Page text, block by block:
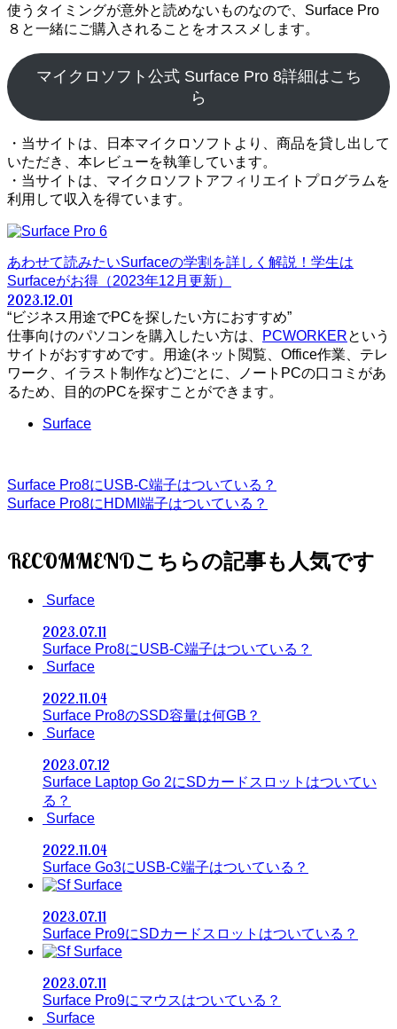
使うタイミングが意外と読めないものなので、Surface Pro
８と一緒にご購入されることをオススメします。
マイクロソフト公式 Surface Pro 8詳細はこち
ら
・当サイトは、日本マイクロソフトより、商品を貸し出して
いただき、本レビューを執筆しています。
・当サイトは、マイクロソフトアフィリエイトプログラムを
利用して収入を得ています。
あわせて読みたいSurfaceの学割を詳しく解説！学生は
Surfaceがお得（2023年12月更新）
2023.12.01
“ビジネス用途でPCを探したい方におすすめ”
仕事向けのパソコンを購入したい方は、
PCWORKERという
サイトがおすすめです。用途(ネット閲覧、Office作業、テレ
ワーク、イラスト制作など)ごとに、ノートPCの口コミがあ
るため、目的のPCを探すことができます。
Surface
Surface Pro8にUSB-C端子はついている？
Surface Pro8にHDMI端子はついている？
RECOMMEND
Surface
2023.07.11
Surface Pro8にUSB-C端子はついている？
Surface
2022.11.04
Surface Pro8のSSD容量は何GB？
Surface
2023.07.12
Surface Laptop Go 2にSDカードスロットはついてい
る？
Surface
2022.11.04
Surface Go3にUSB-C端子はついている？
Surface
2023.07.11
Surface Pro9にSDカードスロットはついている？
Surface
2023.07.11
Surface Pro9にマウスはついている？
Surface